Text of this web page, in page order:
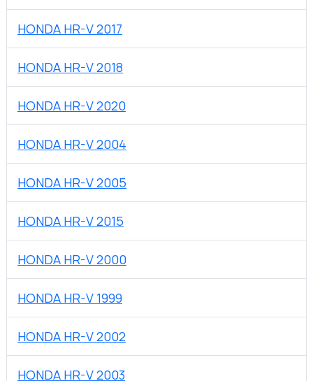
HONDA HR-V 2017
HONDA HR-V 2018
HONDA HR-V 2020
HONDA HR-V 2004
HONDA HR-V 2005
HONDA HR-V 2015
HONDA HR-V 2000
HONDA HR-V 1999
HONDA HR-V 2002
HONDA HR-V 2003